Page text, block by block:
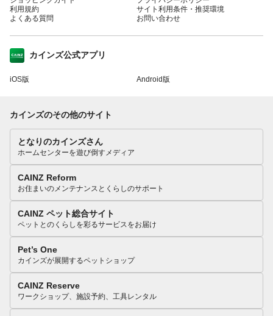
利用規約
よくある質問
サイト利用条件・推奨環境
お問い合わせ
カインズ公式アプリ
iOS版 Android版
カインズのその他のサイト
となりのカインズさん
ホームセンターを遊び倒すメディア
CAINZ Reform
お住まいのメンテナンスとくらしのサポート
CAINZ ペット総合サイト
ペットとのくらしを彩るサービスをお届け
Pet’s One
カインズが展開するペットショップ
CAINZ Reserve
ワークショップ、施設予約、工具レンタル